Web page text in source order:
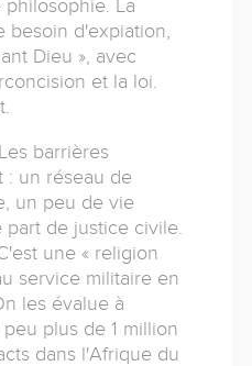
La
besoin d'expiation,
Dieu », avec
et la loi.
barrières
: un réseau de
un peu de vie
de justice civile.
une « religion
service militaire en
les évalue à
plus de 1 million
dans l'Afrique du